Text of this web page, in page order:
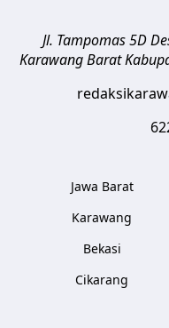
Jl. Tampomas 5D
Karawang Barat
Jawa Barat
Karawang
Bekasi
Cikarang